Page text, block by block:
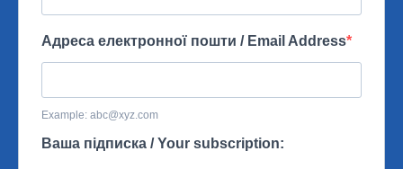
Адреса електронної пошти / Email Address
Example: abc@xyz.com
Ваша підписка / Your subscription: